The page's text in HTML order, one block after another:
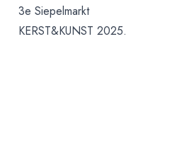
3e Siepelmarkt
KERST&KUNST 2025.